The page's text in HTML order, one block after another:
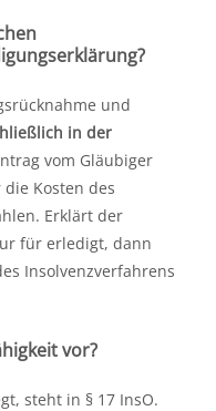
und
in der
vom Gläubiger
Kosten des
Erklärt der
für erledigt, dann
Insolvenzverfahrens
vor?
steht in § 17 InsO.